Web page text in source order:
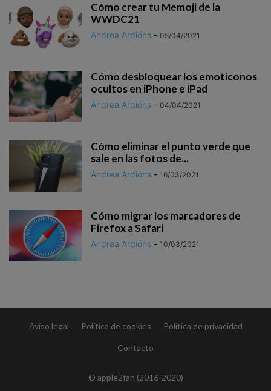
Cómo crear tu Memoji de la
WWDC21
Andrea Ardións - 05/04/2021
Cómo desbloquear los emoticonos
ocultos en iPhone e iPad
Andrea Ardións - 04/04/2021
Cómo eliminar el punto verde que
sale en las fotos de...
Andrea Ardións - 16/03/2021
Cómo migrar los marcadores de
Firefox a Safari
Andrea Ardións - 10/03/2021
Aviso legal Política de cookies Política de privacidad
Contacto
© apple2fan (2016-2020)